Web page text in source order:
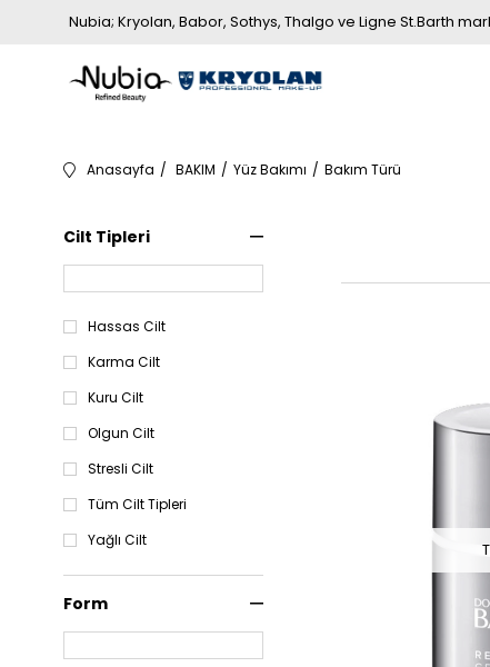
Nubia; Kryolan, Babor, Sothys, Thalgo ve Ligne St.Barth
Anasayfa BAKIM Yüz Bakımı Bakım Türü
Cilt Tipleri
Hassas Cilt
Karma Cilt
Kuru Cilt
Olgun Cilt
Stresli Cilt
Tüm Cilt Tipleri
Yağlı Cilt
Form